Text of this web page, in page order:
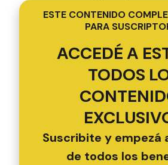
ESTE CONTENIDO
PARA
ACCEDÉ A
TODOS
Suscribite y empezá
de todos los